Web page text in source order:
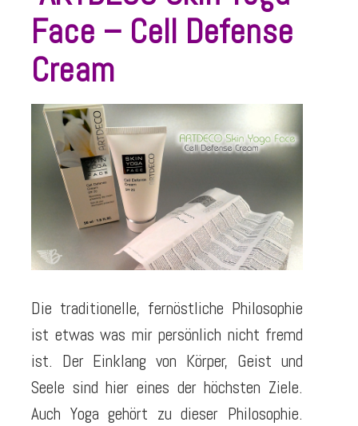
Face – Cell Defense
Cream
Die traditionelle, fernöstliche Philosophie
ist etwas was mir persönlich nicht fremd
ist. Der Einklang von Körper, Geist und
Seele sind hier eines der höchsten Ziele.
Auch Yoga gehört zu dieser Philosophie.